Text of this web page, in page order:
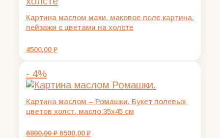
Картина маслом маки, маковое поле картина,
пейзажи с цветами на холсте
4500,00 ₽
- 4%
Картина маслом – Ромашки. Букет полевых
цветов холст, масло 35х45 см
6800,00₽ Первоначальная
6500,00 ₽Текущая